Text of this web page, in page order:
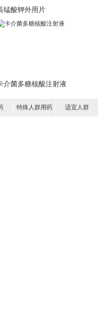
锰酸钾外用片
介菌多糖核酸注射液
特殊人群用药 适宜人群